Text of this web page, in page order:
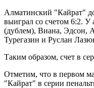
Алматинский "Кайрат"
выиграл со счетом 6:2. У
(дублем), Виана, Эдсон,
Турегазин и Руслан
Таким образом, счет в
Отметим, что в первом
"Кайрат" в серии